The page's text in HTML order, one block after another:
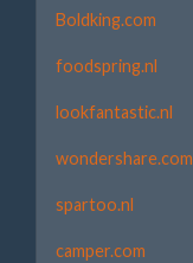
Boldking.com
foodspring.nl
lookfantastic.nl
wondershare.com
spartoo.nl
camper.com